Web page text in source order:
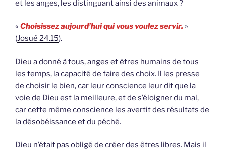
et les anges, les distinguant ainsi des animaux ?
« Choisissez aujourd’hui qui vous voulez servir. »
(Josué 24.15).
Dieu a donné à tous, anges et êtres humains de tous
les temps, la capacité de faire des choix. Il les presse
de choisir le bien, car leur conscience leur dit que la
voie de Dieu est la meilleure, et de s’éloigner du mal,
car cette même conscience les avertit des résultats de
la désobéissance et du péché.
Dieu n’était pas obligé de créer des êtres libres. Mais il